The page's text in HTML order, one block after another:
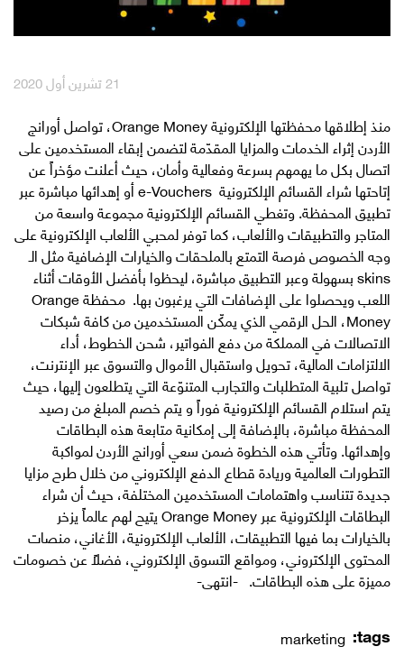
21 تشرين أول 2020
منذ إطلاقها محفظتها الإلكترونية Orange Money، تواصل أورانج
الأردن إثراء الخدمات والمزايا المقدّمة لتضمن إبقاء المستخدمين على
اتصال بكل ما يهمهم بسرعة وفعالية وأمان، حيث أعلنت مؤخراً عن
إتاحتها شراء القسائم الإلكترونية e-Vouchers أو إهدائها مباشرة عبر
تطبيق المحفظة. وتغطي القسائم الإلكترونية مجموعة واسعة من
المتاجر والتطبيقات والألعاب، كما توفر لمحبي الألعاب الإلكترونية على
وجه الخصوص فرصة التمتع بالملحقات والخيارات الإضافية مثل الـ
skins بسهولة وعبر التطبيق مباشرة، ليحظوا بأفضل الأوقات أثناء
اللعب ويحصلوا على الإضافات التي يرغبون بها. محفظة Orange
Money، الحل الرقمي الذي يمكّن المستخدمين من كافة شبكات
الاتصالات في المملكة من دفع الفواتير، شحن الخطوط، أداء
الالتزامات المالية، تحويل واستقبال الأموال والتسوق عبر الإنترنت،
تواصل تلبية المتطلبات والتجارب المتنوّعة التي يتطلعون إليها، حيث
يتم استلام القسائم الإلكترونية فوراً و يتم خصم المبلغ من رصيد
المحفظة مباشرة، بالإضافة إلى إمكانية متابعة هذه البطاقات
وإهدائها. وتأتي هذه الخطوة ضمن سعي أورانج الأردن لمواكبة
التطورات العالمية وريادة قطاع الدفع الإلكتروني من خلال طرح مزايا
جديدة تتناسب واهتمامات المستخدمين المختلفة، حيث أن شراء
البطاقات الإلكترونية عبر Orange Money يتيح لهم عالماً يزخر
بالخيارات بما فيها التطبيقات، الألعاب الإلكترونية، الأغاني، منصات
المحتوى الإلكتروني، ومواقع التسوق الإلكتروني، فضلاً عن خصومات
مميزة على هذه البطاقات. -انتهى- ​
tags:
marketing